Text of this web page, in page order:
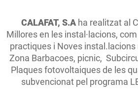
CALAFAT, S.Aha realitzat al
Millores en les instal·lacions,
practiques i Noves
Zona Barbacoes, picnic,
Plaques fotovoltaiques de les
subvencionat pel programa